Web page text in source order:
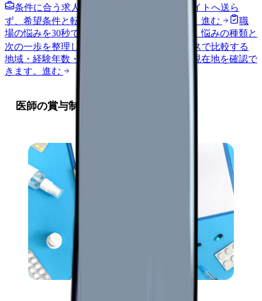
条件に合う求人通知を受け取る
外部転職サイトへ送ら
ず、希望条件と転職時期を自社で預かります。 進む
職
場の悩みを30秒で診断
辞めるべきか迷う前に、悩みの種類と
次の一歩を整理します。
給料コンパスで比較する
地域・経験年数・施設形態から、今の給料の現在地を確認で
きます。 進む
医師の賞与制度が求められる背景